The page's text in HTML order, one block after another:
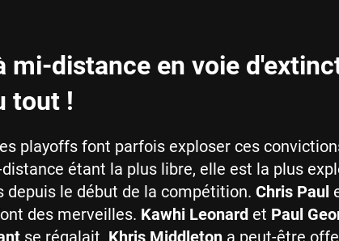
mi-distance en voie
tout !
playoffs font parfois exploser ces
étant la plus libre, elle est la plus
depuis le début de la compétition. Chris Paul
des merveilles. Kawhi Leonard et Paul
se régalait. Khris Middleton a peut-être